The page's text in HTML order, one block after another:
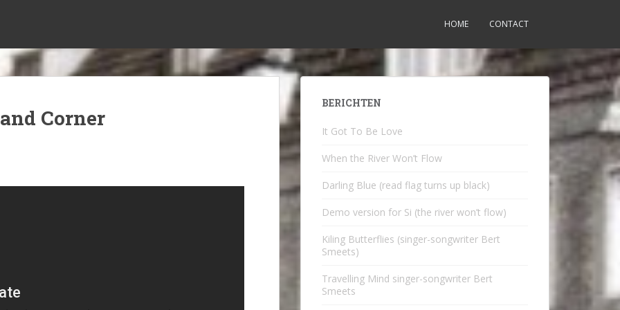
HOME CONTACT
Corner
BERICHTEN
It Got To Be Love
When the River Won’t Flow
Darling Blue (read flag turns up black)
Demo version for Si (the river won’t flow)
Kiling Butterflies (singer-songwriter Bert
Smeets)
Travelling Mind singer-songwriter Bert
Smeets